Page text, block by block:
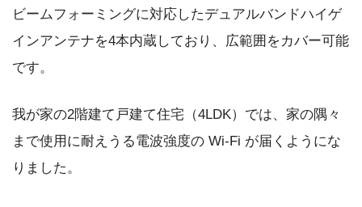
ビームフォーミングに対応したデュアルバンドハイゲ
インアンテナを4本内蔵しており、広範囲をカバー可能
です。
我が家の2階建て戸建て住宅（4LDK）では、家の隅々
まで使用に耐えうる電波強度の Wi-Fi が届くようにな
りました。